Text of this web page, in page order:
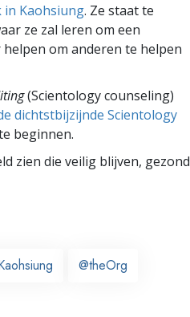
in Kaohsiung. Ze staat te
ze zal leren om een
om anderen te helpen
(Scientology counseling)
dichtstbijzijnde Scientology
beginnen.
zien die veilig blijven, gezond
@theOrg